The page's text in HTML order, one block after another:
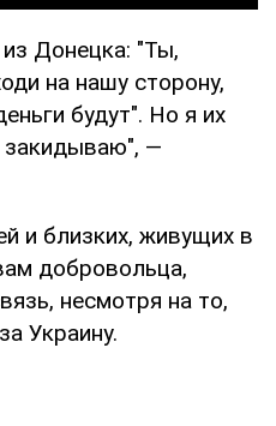
Донецка: "Ты,
на нашу сторону,
будут". Но я их
закидываю", —
и близких, живущих в
добровольца,
несмотря на то,
Украину.